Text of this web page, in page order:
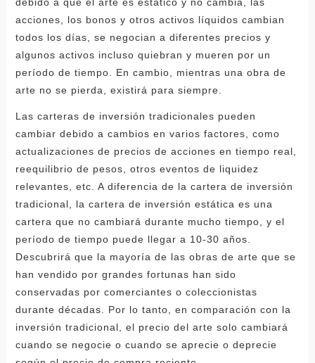
acciones, los bonos y otros activos líquidos cambian
todos los días, se negocian a diferentes precios y
algunos activos incluso quiebran y mueren por un
período de tiempo. En cambio, mientras una obra de
arte no se pierda, existirá para siempre.
Las carteras de inversión tradicionales pueden
cambiar debido a cambios en varios factores, como
actualizaciones de precios de acciones en tiempo real,
reequilibrio de pesos, otros eventos de liquidez
relevantes, etc. A diferencia de la cartera de inversión
tradicional, la cartera de inversión estática es una
cartera que no cambiará durante mucho tiempo, y el
período de tiempo puede llegar a 10-30 años.
Descubrirá que la mayoría de las obras de arte que se
han vendido por grandes fortunas han sido
conservadas por comerciantes o coleccionistas
durante décadas. Por lo tanto, en comparación con la
inversión tradicional, el precio del arte solo cambiará
cuando se negocie o cuando se aprecie o deprecie